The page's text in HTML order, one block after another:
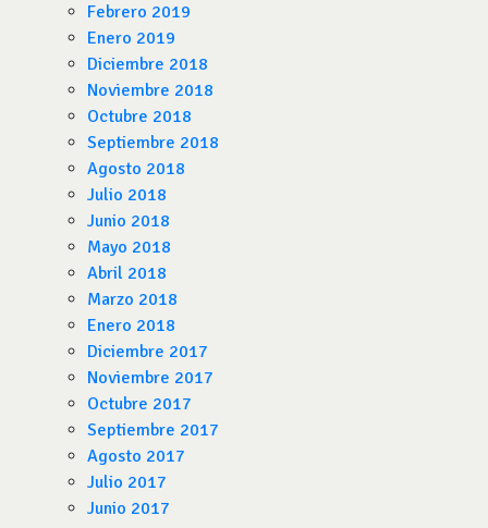
Febrero 2019
Enero 2019
Diciembre 2018
Noviembre 2018
Octubre 2018
Septiembre 2018
Agosto 2018
Julio 2018
Junio 2018
Mayo 2018
Abril 2018
Marzo 2018
Enero 2018
Diciembre 2017
Noviembre 2017
Octubre 2017
Septiembre 2017
Agosto 2017
Julio 2017
Junio 2017